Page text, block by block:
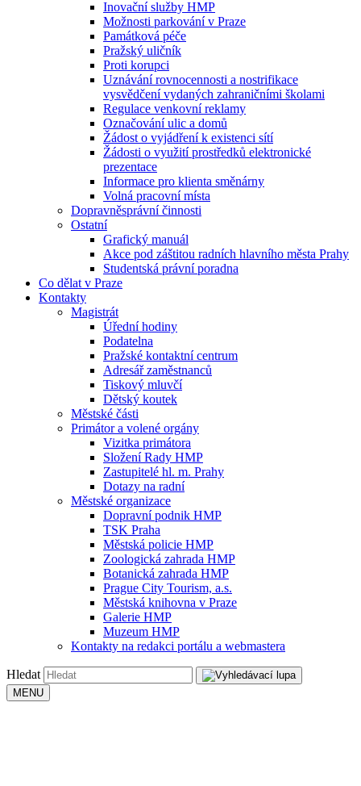
Inovační služby HMP
Možnosti parkování v Praze
Památková péče
Pražský uličník
Proti korupci
Uznávání rovnocennosti a nostrifikace
vysvědčení vydaných zahraničními školami
Regulace venkovní reklamy
Označování ulic a domů
Žádost o vyjádření k existenci sítí
Žádosti o využití prostředků elektronické
prezentace
Informace pro klienta směnárny
Volná pracovní místa
Dopravněsprávní činnosti
Ostatní
Grafický manuál
Akce pod záštitou radních hlavního města Prahy
Studentská právní poradna
Co dělat v Praze
Kontakty
Magistrát
Úřední hodiny
Podatelna
Pražské kontaktní centrum
Adresář zaměstnanců
Tiskový mluvčí
Dětský koutek
Městské části
Primátor a volené orgány
Vizitka primátora
Složení Rady HMP
Zastupitelé hl. m. Prahy
Dotazy na radní
Městské organizace
Dopravní podnik HMP
TSK Praha
Městská policie HMP
Zoologická zahrada HMP
Botanická zahrada HMP
Prague City Tourism, a.s.
Městská knihovna v Praze
Galerie HMP
Muzeum HMP
Kontakty na redakci portálu a webmastera
Hledat
MENU